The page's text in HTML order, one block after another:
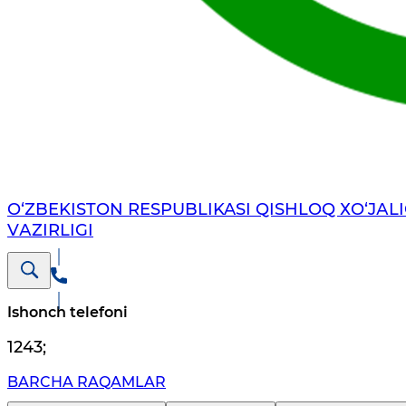
O‘ZBEKISTON RESPUBLIKASI QISHLOQ
VАZIRLIGI
Ishonch telefoni
1243;
BARCHA RAQAMLAR